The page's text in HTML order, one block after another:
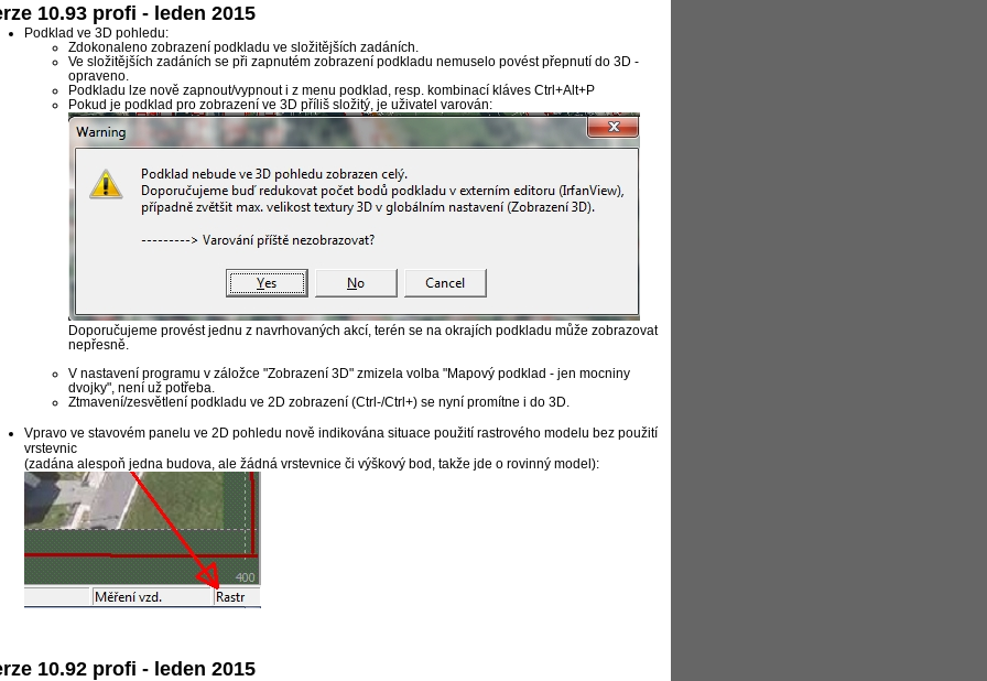
10.93 profi - leden 2015
Podklad ve 3D pohledu:
Zdokonaleno zobrazení podkladu ve složitějších zadáních.
Ve složitějších zadáních se při zapnutém zobrazení podkladu nemuselo povést přepnutí do 3D -
opraveno.
Podkladu lze nově zapnout/vypnout i z menu podklad, resp. kombinací kláves Ctrl+Alt+P
Pokud je podklad pro zobrazení ve 3D příliš složitý, je uživatel varován:
Doporučujeme provést jednu z navrhovaných akcí, terén se na okrajích podkladu může zobrazovat
nepřesně.
V nastavení programu v záložce "Zobrazení 3D" zmizela volba "Mapový podklad - jen mocniny
dvojky", není už potřeba.
Ztmavení/zesvětlení podkladu ve 2D zobrazení (Ctrl-/Ctrl+) se nyní promítne i do 3D.
Vpravo ve stavovém panelu ve 2D pohledu nově indikována situace použití rastrového modelu bez použití
vrstevnic
(zadána alespoň jedna budova, ale žádná vrstevnice či výškový bod, takže jde o rovinný model):
10.92 profi - leden 2015